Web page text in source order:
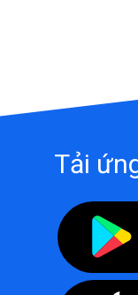
Tải